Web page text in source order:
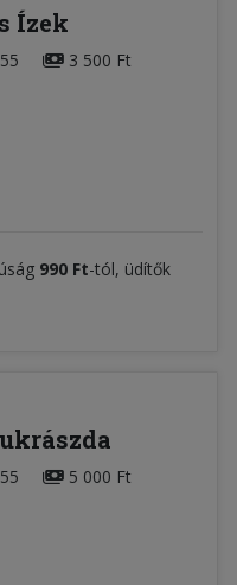
Ízek
3 500 Ft
990 Ft-tól, üdítők
5 000 Ft